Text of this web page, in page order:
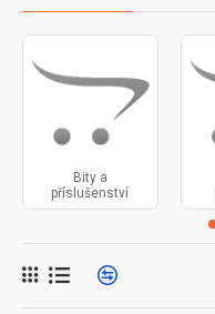
Bity a
příslušenství